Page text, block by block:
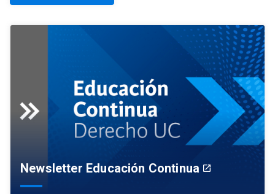
Newsletter Educación Continua launch